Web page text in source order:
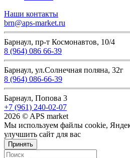
Наши контакты
brn@aps-market.ru
Барнаул, пр-т Космонавтов, 10/4
8 (964) 086 66-39
Барнаул, ул.Солнечная поляна, 32г
8 (964) 086-66-39
Барнаул, Попова 3
+7 (961) 240-02-07
2026 © APS market
Мы используем файлы cookie,
улучшить сайт для вас
Принять